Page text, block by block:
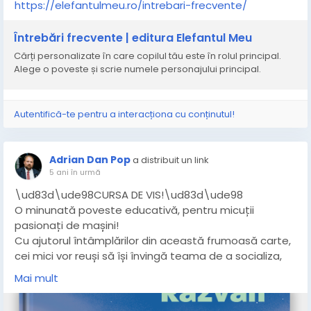
personalizate/
https://elefantulmeu.ro/intrebari-frecvente/
Întrebări frecvente | editura Elefantul Meu
Cărți personalizate în care copilul tău este în rolul principal.
Alege o poveste și scrie numele personajului principal.
Autentifică-te pentru a interacționa cu conținutul!
Adrian Dan Popa distribuit un link
5 ani în urmă
\ud83d\ude98CURSA DE VIS!\ud83d\ude98
O minunată poveste educativă, pentru micuții
pasionați de mașini!
Cu ajutorul întâmplărilor din această frumoasă carte,
cei mici vor reuși să își învingă teama de a socializa,
vor scăpa de timiditate și în curând vor începe să își
facă prieteni. În plus, vor înțelege că în orice întrecere
e în regulă să pierzi, decât să câștigi pe nedrept, ca
Mai mult